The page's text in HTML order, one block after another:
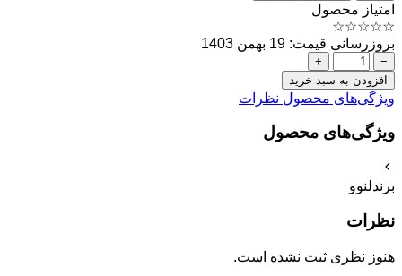
امتیاز محصول
☆
☆
☆
☆
☆
بروزرسانی قیمت: 19 بهمن 1403
−
+
افزودن به سبد خرید
ویژگی‌های محصول نظرات
ویژگی‌های محصول
برندلنوو
نظرات
هنوز نظری ثبت نشده است.